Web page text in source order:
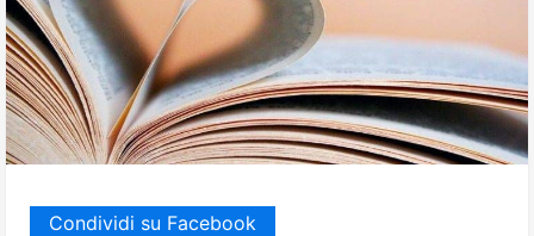
Condividi su Facebook